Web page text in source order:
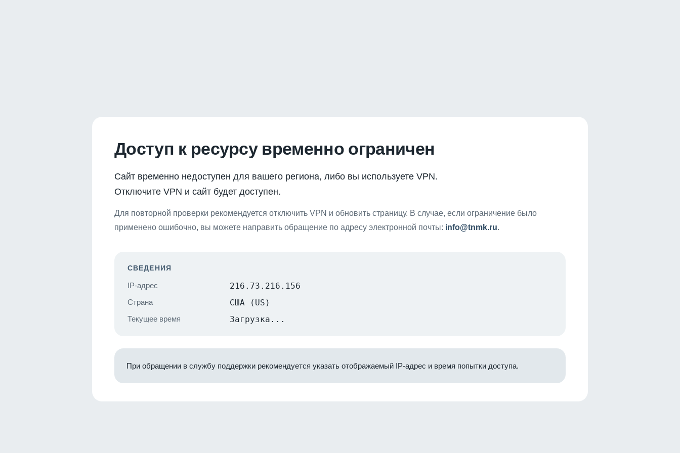
Доступ к ресурсу временно ограничен
Сайт временно недоступен для вашего региона, либо вы используете VPN.
Отключите VPN и сайт будет доступен.
Для повторной проверки рекомендуется отключить VPN и обновить страницу. В случае, если ограничение было
применено ошибочно, вы можете направить обращение по адресу электронной почты: info@tnmk.ru.
СВЕДЕНИЯ
IP-адрес 216.73.216.156
Страна США (US)
Текущее время Загрузка...
При обращении в службу поддержки рекомендуется указать отображаемый IP-адрес и время попытки доступа.